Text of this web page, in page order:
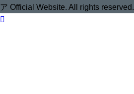
ア Official Website. All rights reserved.